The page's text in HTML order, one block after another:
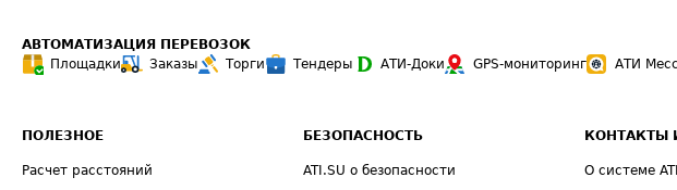
АВТОМАТИЗАЦИЯ ПЕРЕВОЗОК
Площадки
Заказы Торги Тендеры АТИ-Доки GPS-мониторинг АТИ
ПОЛЕЗНОЕ
Расчет расстояний
БЕЗОПАСНОСТЬ
ATI.SU о безопасности
КОНТАКТЫ
О системе